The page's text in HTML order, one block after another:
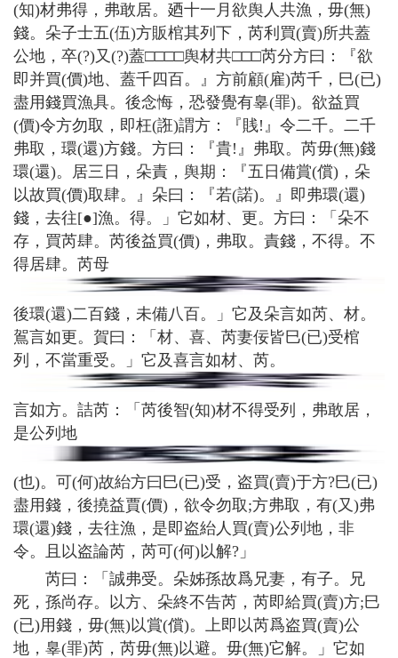
(知)材弗得，弗敢居。廼十一月欲舆人共漁，毋(無)
錢。朵子士五(伍)方販棺其列下，芮利買(賣)所共蓋
公地，卒(?)又(?)蓋□□□□舆材共□□□芮分方曰：『欲
即并買(價)地、蓋千四百。』方前顧(雇)芮千，巳(已)
盡用錢買漁具。後念悔，恐發覺有辠(罪)。欲益買
(價)令方勿取，即枉(誑)謂方：『賎!』令二千。二千
弗取，環(還)方錢。方曰：『貴!』弗取。芮毋(無)錢
環(還)。居三日，朵責，舆期：『五日備賞(償)，朵
以故買(價)取肆。』朵曰：『若(諾)。』即弗環(還)
錢，去往[●]漁。得。」它如材、更。方曰：「朵不
存，買芮肆。芮後益買(價)，弗取。責錢，不得。不
得居肆。芮母
後環(還)二百錢，未備八百。」它及朵言如芮、材。
鴐言如更。賀曰：「材、喜、芮妻佞皆巳(已)受棺
列，不當重受。」它及喜言如材、芮。
言如方。詰芮：「芮後智(知)材不得受列，弗敢居，
是公列地
(也)。可(何)故紿方曰巳(已)受，盗買(賣)于方?巳(已)
盡用錢，後撓益賈(價)，欲令勿取;方弗取，有(又)弗
環(還)錢，去往漁，是即盗紿人買(賣)公列地，非
令。且以盗論芮，芮可(何)以解?」
芮曰：「誠弗受。朵姊孫故爲兄妻，有子。兄
死，孫尚存。以方、朵終不告芮，芮即給買(賣)方;巳
(已)用錢，毋(無)以賞(償)。上即以芮爲盗買(賣)公
地，辠(罪)芮，芮毋(無)以避。毋(無)它解。」它如